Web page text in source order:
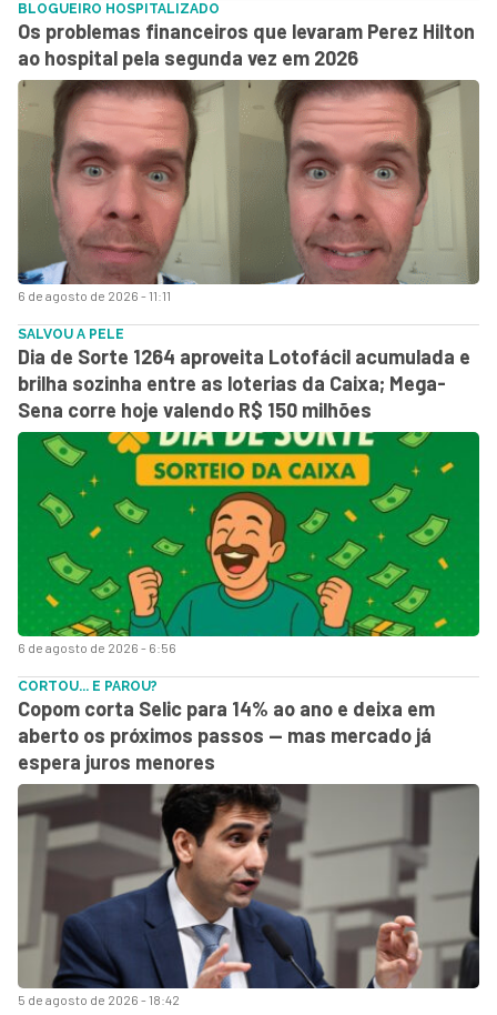
6 de agosto de 2026 - 11:11
BLOGUEIRO HOSPITALIZADO
Os problemas financeiros que levaram Perez Hilton
ao hospital pela segunda vez em 2026
6 de agosto de 2026 - 6:56
SALVOU A PELE
Dia de Sorte 1264 aproveita Lotofácil acumulada e
brilha sozinha entre as loterias da Caixa; Mega-
Sena corre hoje valendo R$ 150 milhões
5 de agosto de 2026 - 18:42
CORTOU... E PAROU?
Copom corta Selic para 14% ao ano e deixa em
aberto os próximos passos — mas mercado já
espera juros menores